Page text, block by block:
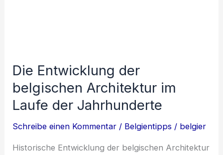
Die Entwicklung der
belgischen Architektur im
Laufe der Jahrhunderte
Schreibe einen Kommentar / Belgientipps / belgier
Historische Entwicklung d‬er belgischen Architektur